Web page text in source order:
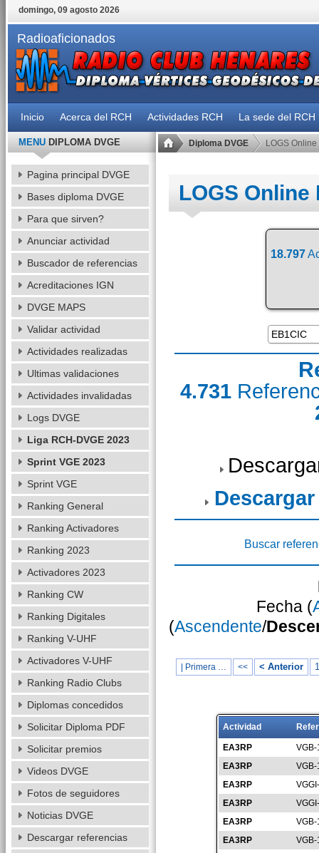
domingo, 09 agosto 2026
Radioaficionados
Inicio Acerca del RCH Actividades RCH La sede del RCH
Diploma DVGE LOGS Online
LOGS Online
18.797
4.731
Buscar
Fecha (
(Ascendente/
| Primera … << < Anterior
Actividad
EA3RP
EA3RP
EA3RP
EA3RP
EA3RP
EA3RP
MENUDIPLOMA DVGE
Pagina principal DVGE
Bases diploma DVGE
Para que sirven?
Anunciar actividad
Buscador de referencias
Acreditaciones IGN
DVGE MAPS
Validar actividad
Actividades realizadas
Ultimas validaciones
Actividades invalidadas
Logs DVGE
Liga RCH-DVGE 2023
Sprint VGE 2023
Sprint VGE
Ranking General
Ranking Activadores
Ranking 2023
Activadores 2023
Ranking CW
Ranking Digitales
Ranking V-UHF
Activadores V-UHF
Ranking Radio Clubs
Diplomas concedidos
Solicitar Diploma PDF
Solicitar premios
Videos DVGE
Fotos de seguidores
Noticias DVGE
Descargar referencias